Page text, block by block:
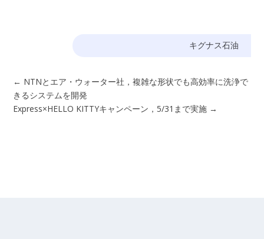
キグナス石油
← NTNとエア・ウォーター社，複雑な形状でも高効率に洗浄で
きるシステムを開発
Express×HELLO KITTYキャンペーン，5/31まで実施 →